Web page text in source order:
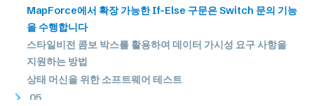
MapForce에서 확장 가능한 If-Else 구문은 Switch 문의 기능
을 수행합니다
스타일비전 콤보 박스를 활용하여 데이터 가시성 요구 사항을
지원하는 방법
상태 머신을 위한 소프트웨어 테스트
05